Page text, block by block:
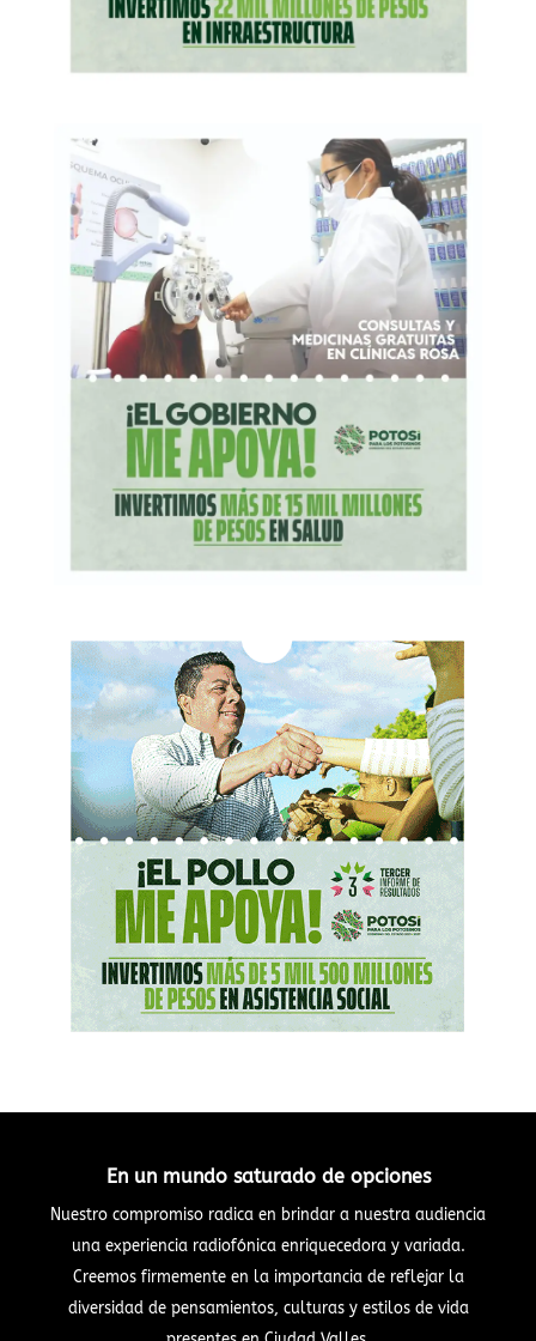
En un mundo saturado de opciones
Nuestro compromiso radica en brindar a nuestra audiencia
una experiencia radiofónica enriquecedora y variada.
Creemos firmemente en la importancia de reflejar la
diversidad de pensamientos, culturas y estilos de vida